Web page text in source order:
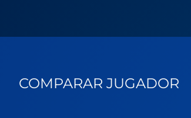
COMPARAR JUGADOR